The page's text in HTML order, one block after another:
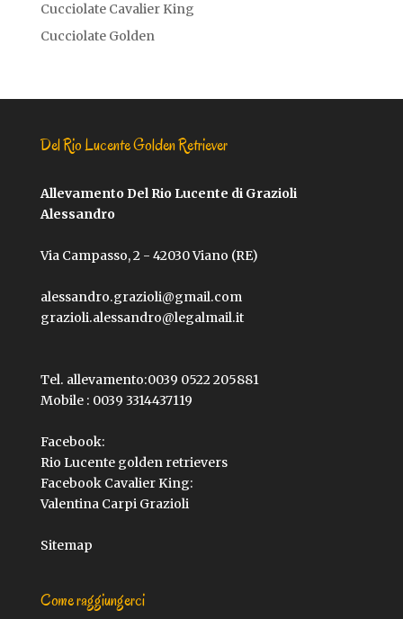
Cucciolate Cavalier King
Cucciolate Golden
Del Rio Lucente Golden Retriever
Allevamento Del Rio Lucente di Grazioli
Alessandro
Via Campasso, 2 - 42030 Viano (RE)
alessandro.grazioli@gmail.com
grazioli.alessandro@legalmail.it
Tel. allevamento:0039 0522 205881
Mobile : 0039 3314437119
Facebook:
Rio Lucente golden retrievers
Facebook Cavalier King:
Valentina Carpi Grazioli
Sitemap
Come raggiungerci